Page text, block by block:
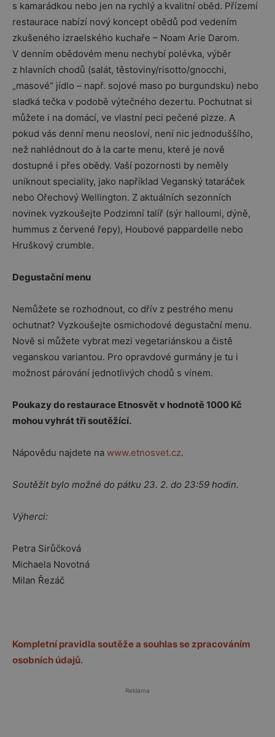
s kamarádkou nebo jen na rychlý a kvalitní oběd. Přízemí
restaurace nabízí nový koncept obědů pod vedením
zkušeného izraelského kuchaře – Noam Arie Darom.
V denním obědovém menu nechybí polévka, výběr
z hlavních chodů (salát, těstoviny/risotto/gnocchi,
„masové“ jídlo – např. sojové maso po burgundsku) nebo
sladká tečka v podobě výtečného dezertu. Pochutnat si
můžete i na domácí, ve vlastní peci pečené pizze. A
pokud vás denní menu neosloví, není nic jednoduššího,
než nahlédnout do à la carte menu, které je nově
dostupné i přes obědy. Vaší pozornosti by neměly
uniknout speciality, jako například Veganský tataráček
nebo Ořechový Wellington. Z aktuálních sezonních
novinek vyzkoušejte Podzimní talíř (sýr halloumi, dýně,
hummus z červené řepy), Houbové pappardelle nebo
Hruškový crumble.
Degustační menu
Nemůžete se rozhodnout, co dřív z pestrého menu
ochutnat? Vyzkoušejte osmichodové degustační menu.
Nově si můžete vybrat mezi vegetariánskou a čistě
veganskou variantou. Pro opravdové gurmány je tu i
možnost párování jednotlivých chodů s vínem.
Poukazy do restaurace Etnosvět v hodnotě 1000 Kč
mohou vyhrát tři soutěžící.
Nápovědu najdete na www.etnosvet.cz.
Soutěžit bylo možné do pátku 23. 2. do 23:59 hodin.
Výherci:
Petra Sirůčková
Michaela Novotná
Milan Řezáč
Kompletní pravidla soutěže a souhlas se zpracováním
osobních údajů.
Reklama